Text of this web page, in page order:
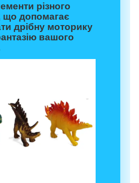
різного
що допомагає
дрібну моторику
вашого